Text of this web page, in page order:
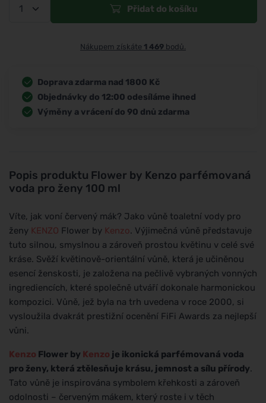
Popis produktu Flower by Kenzo parfémovaná
voda pro ženy 100 ml
Víte, jak voní červený mák? Jako vůně toaletní vody pro
ženy KENZO Flower by Kenzo. Výjimečná vůně představuje
tuto silnou, smyslnou a zároveň prostou květinu v celé své
kráse. Svěží květinově-orientální vůně, která je učiněnou
esencí ženskosti, je založena na pečlivě vybraných vonných
ingrediencích, které společně utváří dokonale harmonickou
kompozici. Vůně, jež byla na trh uvedena v roce 2000, si
vysloužila dvakrát prestižní ocenění FiFi Awards za nejlepší
vůni.
Kenzo Flower by Kenzo je ikonická parfémovaná voda
pro ženy, která ztělesňuje krásu, jemnost a sílu přírody.
Tato vůně je inspirována symbolem křehkosti a zároveň
odolnosti – červeným mákem, který roste i v těch
Přidat do košíku
Nákupem získáte 1 469 bodů.
Doprava zdarma nad 1800 Kč
Objednávky do 12:00 odesíláme ihned
Výměny a vrácení do 90 dnů zdarma